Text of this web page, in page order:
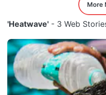
More
'Heatwave' - 3 Web